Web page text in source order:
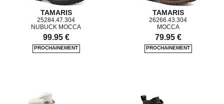
TAMARIS
25284.47.304
NUBUCK MOCCA
99.95 €
TAMARIS
26266.43.304
MOCCA
79.95 €